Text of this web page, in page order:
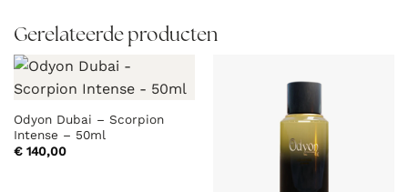
Gerelateerde producten
Odyon Dubai – Scorpion
Intense – 50ml
€140,00